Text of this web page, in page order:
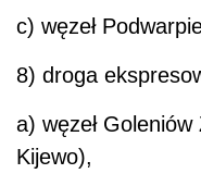
c) węzeł
8) droga
a) węzeł
Kijewo),